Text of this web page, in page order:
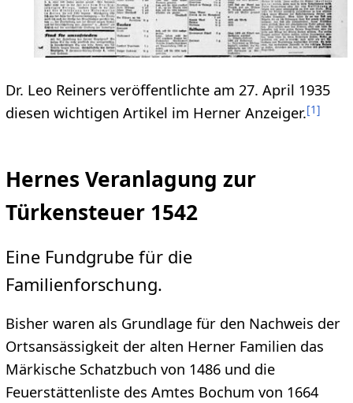
Dr. Leo Reiners veröffentlichte am 27. April 1935
diesen wichtigen Artikel im Herner Anzeiger.[1]
Hernes Veranlagung zur
Türkensteuer 1542
Eine Fundgrube für die
Familienforschung.
Bisher waren als Grundlage für den Nachweis der
Ortsansässigkeit der alten Herner Familien das
Märkische Schatzbuch von 1486 und die
Feuerstättenliste des Amtes Bochum von 1664